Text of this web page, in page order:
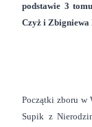
podstawie 3
Czyż i Zbigniewa
Początki zboru w
Supik z